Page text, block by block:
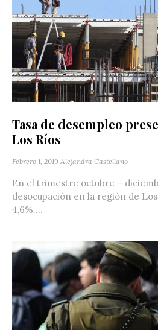
Tasa de desempleo
Los Ríos
Febrero 1, 2019 Alejandra Castellano
En el trimestre octubre –
desocupación en la región de
4,6%....